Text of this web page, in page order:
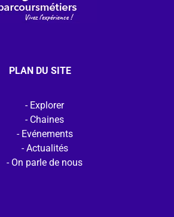
PLAN DU SITE
Explorer
Chaines
Evénements
Actualités
On parle de nous